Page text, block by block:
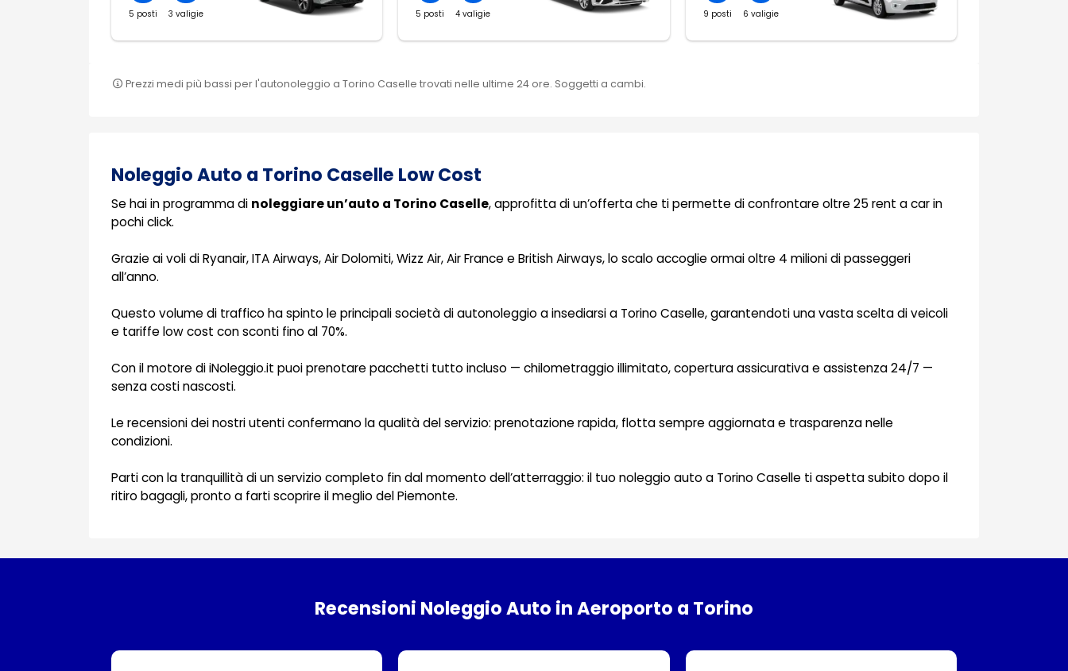
5 posti 3 valigie 5 posti 4 valigie 9 posti 6 valigie
Prezzi medi più bassi per l'autonoleggio a Torino Caselle trovati nelle ultime 24 ore. Soggetti a cambi.
Noleggio Auto a Torino Caselle Low Cost
Se hai in programma di noleggiare un’auto a Torino Caselle, approfitta di un’offerta che ti permette di confrontare oltre 25 rent a car in
pochi click.
Grazie ai voli di Ryanair, ITA Airways, Air Dolomiti, Wizz Air, Air France e British Airways, lo scalo accoglie ormai oltre 4 milioni di passeggeri
all’anno.
Questo volume di traffico ha spinto le principali società di autonoleggio a insediarsi a Torino Caselle, garantendoti una vasta scelta di veicoli
e tariffe low cost con sconti fino al 70%.
Con il motore di iNoleggio.it puoi prenotare pacchetti tutto incluso — chilometraggio illimitato, copertura assicurativa e assistenza 24/7 —
senza costi nascosti.
Le recensioni dei nostri utenti confermano la qualità del servizio: prenotazione rapida, flotta sempre aggiornata e trasparenza nelle
condizioni.
Parti con la tranquillità di un servizio completo fin dal momento dell’atterraggio: il tuo noleggio auto a Torino Caselle ti aspetta subito dopo il
ritiro bagagli, pronto a farti scoprire il meglio del Piemonte.
Recensioni Noleggio Auto in Aeroporto a Torino